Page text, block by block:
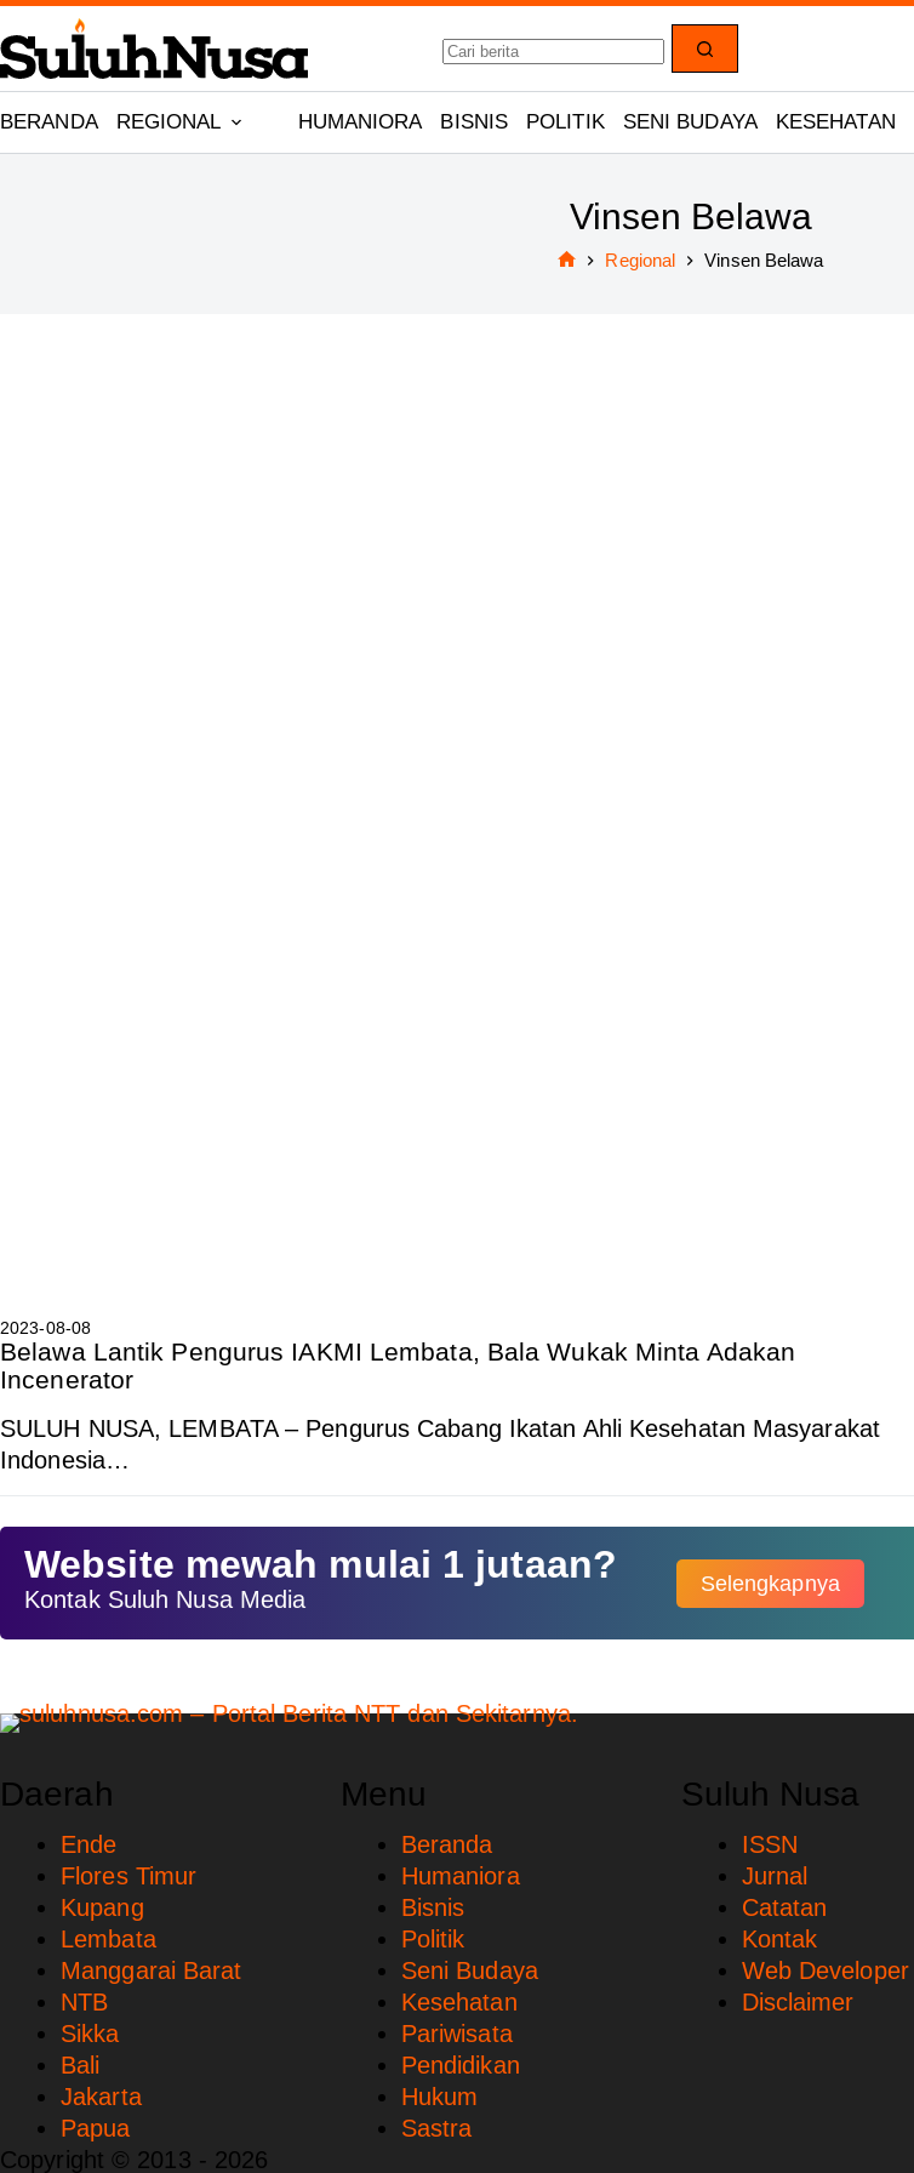
Skip
to
content
No
results
BERANDA REGIONAL HUMANIORA BISNIS POLITIK SENI BUDAYA KESEHATAN
Vinsen Belawa
Regional Vinsen Belawa
2023-08-08
Belawa Lantik Pengurus IAKMI Lembata, Bala Wukak Minta Adakan
Incenerator
SULUH NUSA, LEMBATA – Pengurus Cabang Ikatan Ahli Kesehatan Masyarakat
Indonesia…
Website mewah mulai 1 jutaan?
Kontak Suluh Nusa Media
Selengkapnya
Daerah
Ende
Flores Timur
Kupang
Lembata
Manggarai Barat
NTB
Sikka
Bali
Jakarta
Papua
Menu
Beranda
Humaniora
Bisnis
Politik
Seni Budaya
Kesehatan
Pariwisata
Pendidikan
Hukum
Sastra
Suluh Nusa
ISSN
Jurnal
Catatan
Kontak
Web Developer
Disclaimer
Copyright © 2013 - 2026